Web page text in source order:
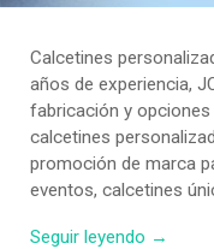
Calcetines
años de experiencia,
fabricación y
calcetines
promoción de marca
eventos, calcetines
Seguir leyendo →